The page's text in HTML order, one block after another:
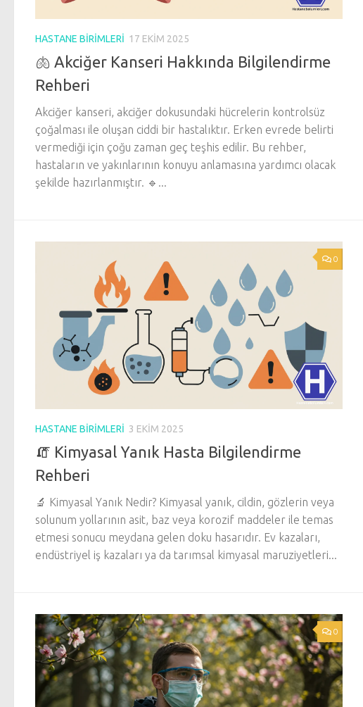
HASTANE BIRIMLERI 17 EKIM 2025
🫁 Akciğer Kanseri Hakkında Bilgilendirme
Rehberi
Akciğer kanseri, akciğer dokusundaki hücrelerin kontrolsüz
çoğalması ile oluşan ciddi bir hastalıktır. Erken evrede belirti
vermediği için çoğu zaman geç teşhis edilir. Bu rehber,
hastaların ve yakınlarının konuyu anlamasına yardımcı olacak
şekilde hazırlanmıştır. 🔹...
0
HASTANE BIRIMLERI 3 EKIM 2025
🧯 Kimyasal Yanık Hasta Bilgilendirme
Rehberi
🔬 Kimyasal Yanık Nedir? Kimyasal yanık, cildin, gözlerin veya
solunum yollarının asit, baz veya korozif maddeler ile temas
etmesi sonucu meydana gelen doku hasarıdır. Ev kazaları,
endüstriyel iş kazaları ya da tarımsal kimyasal maruziyetleri...
0